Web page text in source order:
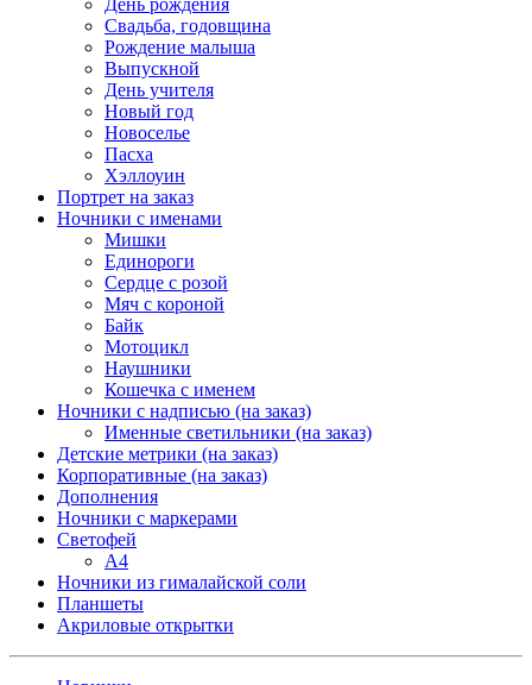
Свадьба, годовщина
Рождение малыша
Выпускной
День учителя
Новый год
Новоселье
Пасха
Хэллоуин
Портрет на заказ
Ночники с именами
Мишки
Единороги
Сердце с розой
Мяч с короной
Байк
Мотоцикл
Наушники
Кошечка с именем
Ночники с надписью (на заказ)
Именные светильники (на заказ)
Детские метрики (на заказ)
Корпоративные (на заказ)
Дополнения
Ночники с маркерами
Светофей
А4
Ночники из гималайской соли
Планшеты
Акриловые открытки